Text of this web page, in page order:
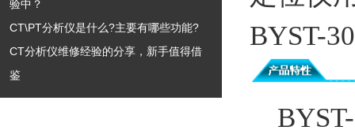
验中？
CT\PT分析仪是什么?主要有哪些功能?
CT分析仪维修经验的分享，新手值得借
鉴
BYST-